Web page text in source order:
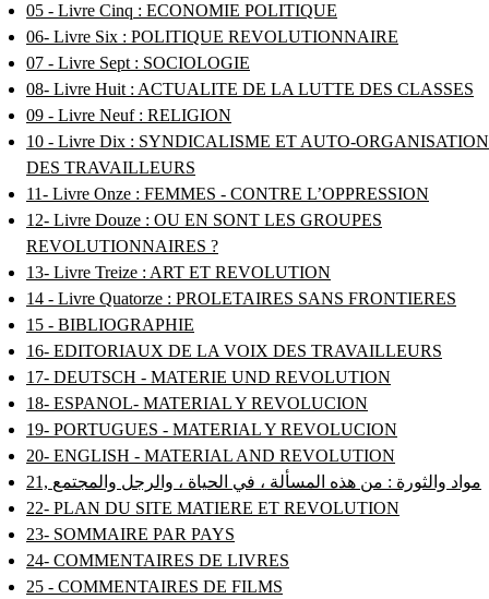
05 - Livre Cinq : ECONOMIE POLITIQUE
06- Livre Six : POLITIQUE REVOLUTIONNAIRE
07 - Livre Sept : SOCIOLOGIE
08- Livre Huit : ACTUALITE DE LA LUTTE DES CLASSES
09 - Livre Neuf : RELIGION
10 - Livre Dix : SYNDICALISME ET AUTO-ORGANISATION
DES TRAVAILLEURS
11- Livre Onze : FEMMES - CONTRE L’OPPRESSION
12- Livre Douze : OU EN SONT LES GROUPES
REVOLUTIONNAIRES ?
13- Livre Treize : ART ET REVOLUTION
14 - Livre Quatorze : PROLETAIRES SANS FRONTIERES
15 - BIBLIOGRAPHIE
16- EDITORIAUX DE LA VOIX DES TRAVAILLEURS
17- DEUTSCH - MATERIE UND REVOLUTION
18- ESPANOL- MATERIAL Y REVOLUCION
19- PORTUGUES - MATERIAL Y REVOLUCION
20- ENGLISH - MATERIAL AND REVOLUTION
21, مواد والثورة : من هذه المسألة ، في الحياة ، والرجل والمجتمع
22- PLAN DU SITE MATIERE ET REVOLUTION
23- SOMMAIRE PAR PAYS
24- COMMENTAIRES DE LIVRES
25 - COMMENTAIRES DE FILMS